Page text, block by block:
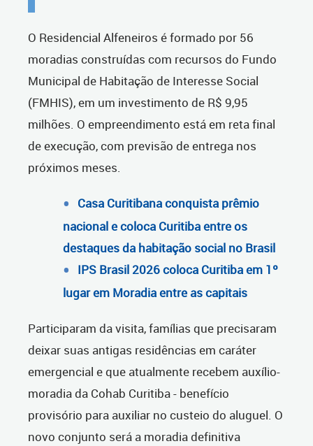
O Residencial Alfeneiros é formado por 56
moradias construídas com recursos do Fundo
Municipal de Habitação de Interesse Social
(FMHIS), em um investimento de R$ 9,95
milhões. O empreendimento está em reta final
de execução, com previsão de entrega nos
próximos meses.
Casa Curitibana conquista prêmio
nacional e coloca Curitiba entre os
destaques da habitação social no Brasil
IPS Brasil 2026 coloca Curitiba em 1º
lugar em Moradia entre as capitais
Participaram da visita, famílias que precisaram
deixar suas antigas residências em caráter
emergencial e que atualmente recebem auxílio-
moradia da Cohab Curitiba - benefício
provisório para auxiliar no custeio do aluguel. O
novo conjunto será a moradia definitiva